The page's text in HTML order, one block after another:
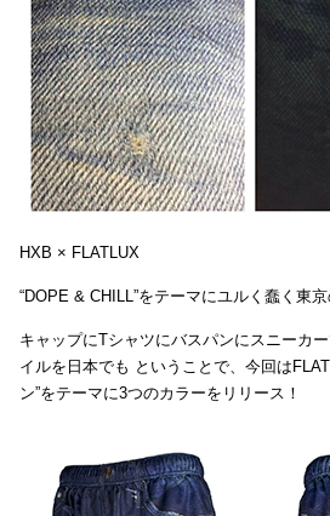
HXB × FLATLUX
“DOPE & CHILL”をテーマにユルく蠢く東
キャップにTシャツにバスパンにスニーカ
イルを日本でも ということで、今回は
ン”をテーマに3つのカラーをリリース！